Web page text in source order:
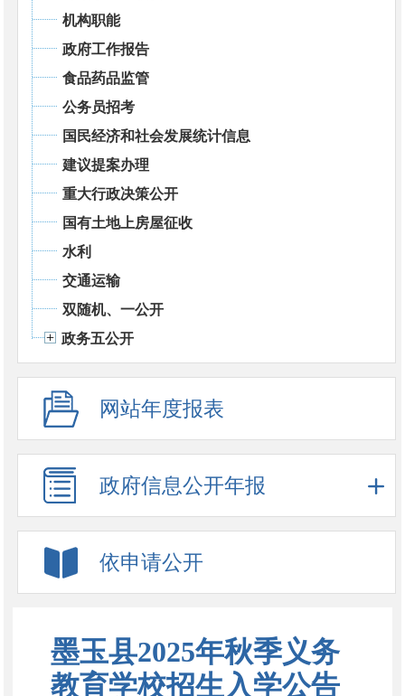
机构职能
政府工作报告
食品药品监管
公务员招考
国民经济和社会发展统计信息
建议提案办理
重大行政决策公开
国有土地上房屋征收
水利
交通运输
双随机、一公开
政务五公开
网站年度报表
政府信息公开年报
依申请公开
墨玉县2025年秋季义务
教育学校招生入学公告